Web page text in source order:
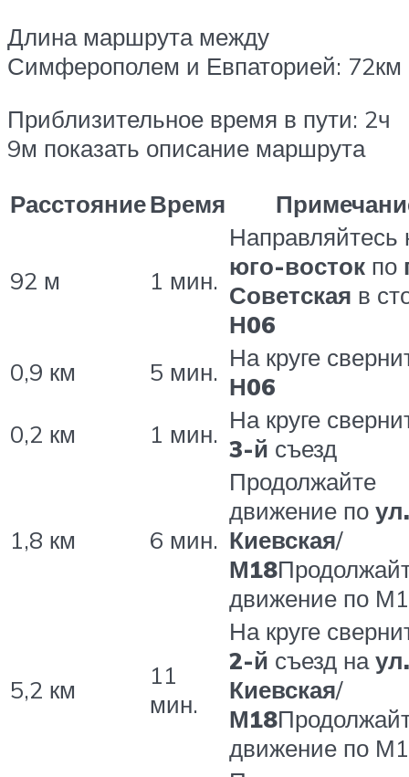
Длина маршрута между
Симферополем и Евпаторией: 72км
Приблизительное время в пути: 2ч
9м показать описание маршрута
РасстояниеВремя
92 м 1 мин.
Направляйтесь
юго-восток по
Советская в
Н06
0,9 км
5 мин. На круге
Н06
0,2 км
1 мин. На круге
3-й съезд
1,8 км 6 мин.
Продолжайте
движение по ул.
Киевская/
М18
движение по
5,2 км
11
мин.
На круге
2-й съезд наул.
Киевская/
М18
движение по